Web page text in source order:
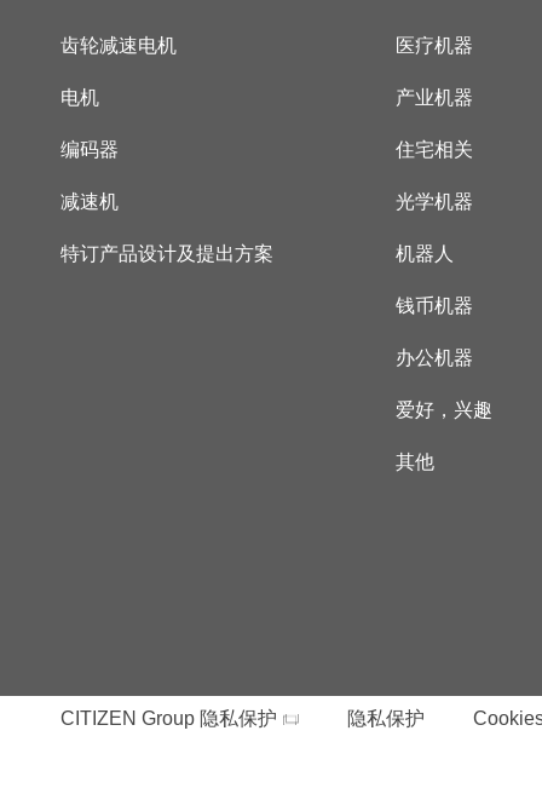
齿轮减速电机
电机
编码器
减速机
特订产品设计及提出方案
医疗机器
产业机器
住宅相关
光学机器
机器人
钱币机器
办公机器
爱好，兴趣
其他
CITIZEN Group 隐私保护 隐私保护